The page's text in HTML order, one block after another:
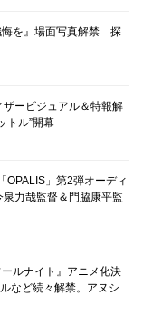
悔を』場面写真解禁 探
ービジュアル＆特報解
トル”開幕
OPALIS」第2弾オーディ
力哉監督＆門脇康平監
ルナイト』アニメ化決
など続々解禁。アヌシ